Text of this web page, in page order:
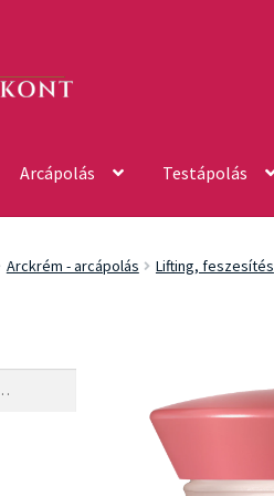
Arcápolás Testápolás
Arckrém - arcápolás Lifting, feszesítés